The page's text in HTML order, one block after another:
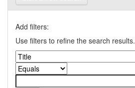
Add filters:
Use filters to refine the search results.